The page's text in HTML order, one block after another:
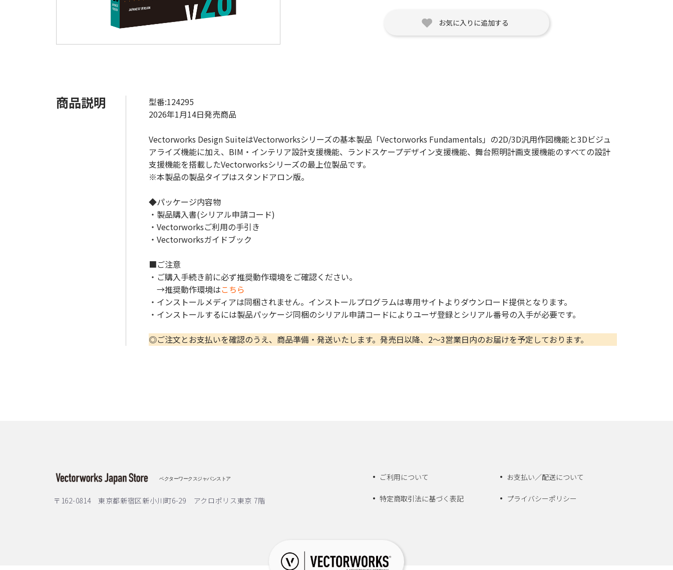
お気に入りに追加する
商品説明
型番:124295
2026年1月14日発売商品
Vectorworks Design SuiteはVectorworksシリーズの基本製品「Vectorworks Fundamentals」の2D/3D汎用作図機能と3Dビジュ
アライズ機能に加え、BIM・インテリア設計支援機能、ランドスケープデザイン支援機能、舞台照明計画支援機能のすべての設計
支援機能を搭載したVectorworksシリーズの最上位製品です。
※本製品の製品タイプはスタンドアロン版。
◆パッケージ内容物
・製品購入書(シリアル申請コード)
・Vectorworksご利用の手引き
・Vectorworksガイドブック
■ご注意
・ご購入手続き前に必ず推奨動作環境をご確認ください。
→推奨動作環境はこちら
・インストールメディアは同梱されません。インストールプログラムは専用サイトよりダウンロード提供となります。
・インストールするには製品パッケージ同梱のシリアル申請コードによりユーザ登録とシリアル番号の入手が必要です。
◎ご注文とお支払いを確認のうえ、商品準備・発送いたします。発売日以降、2〜3営業日内のお届けを予定しております。
ベクターワークスジャパンストア
〒162-0814 東京都新宿区新小川町6-29 アクロポリス東京 7階
ご利用について お支払い／配送について
特定商取引法に基づく表記 プライバシーポリシー